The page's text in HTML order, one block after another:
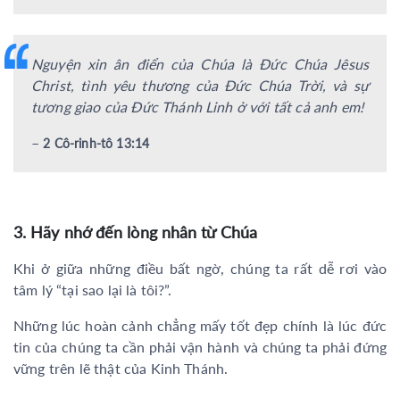
Nguyện xin ân điển của Chúa là Đức Chúa Jêsus
Christ, tình yêu thương của Đức Chúa Trời, và sự
tương giao của Đức Thánh Linh ở với tất cả anh em!
– 2 Cô-rinh-tô 13:14
3. Hãy nhớ đến lòng nhân từ Chúa
Khi ở giữa những điều bất ngờ, chúng ta rất dễ rơi vào
tâm lý “tại sao lại là tôi?”.
Những lúc hoàn cảnh chẳng mấy tốt đẹp chính là lúc đức
tin của chúng ta cần phải vận hành và chúng ta phải đứng
vững trên lẽ thật của Kinh Thánh.